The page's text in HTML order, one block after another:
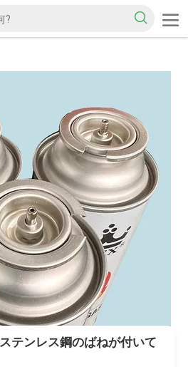
テンレス鋼のばねが付いて